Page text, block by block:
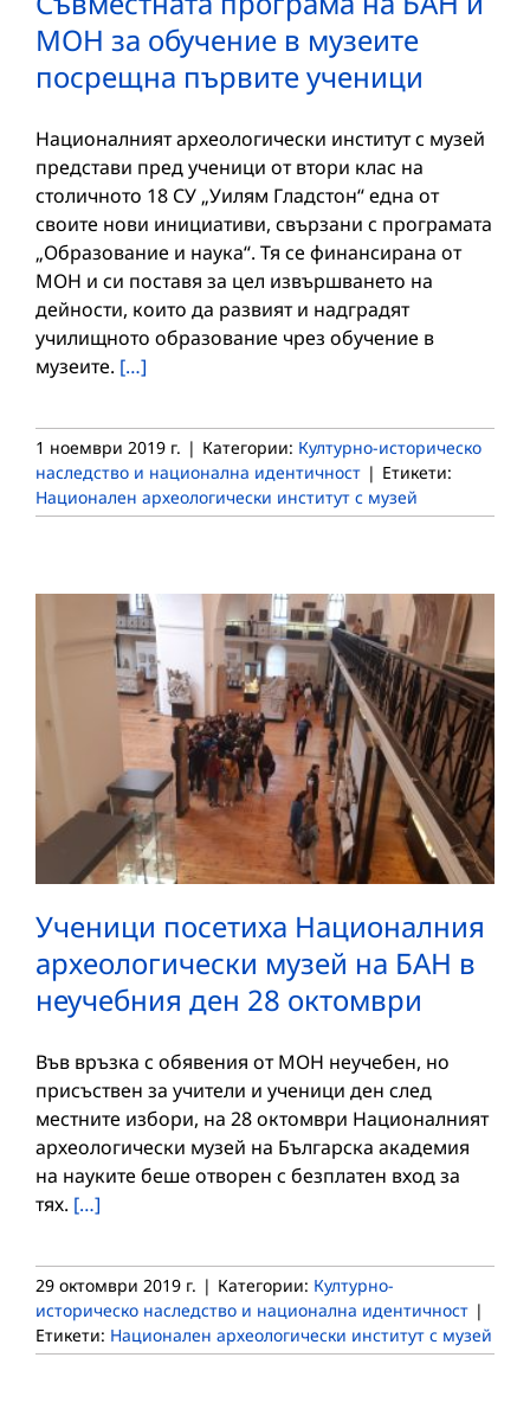
МОН за обучение в музеите
посрещна първите ученици
Националният археологически институт с музей
представи пред ученици от втори клас на
столичното 18 СУ „Уилям Гладстон“ една от
своите нови инициативи, свързани с програмата
„Образование и наука“. Тя се финансирана от
МОН и си поставя за цел извършването на
дейности, които да развият и надградят
училищното образование чрез обучение в
музеите. […]
1 ноември 2019 г. | Категории: Културно-историческо
наследство и национална идентичност | Етикети:
Национален археологически институт с музей
Ученици посетиха Националния
археологически музей на БАН в
неучебния ден 28 октомври
Във връзка с обявения от МОН неучебен, но
присъствен за учители и ученици ден след
местните избори, на 28 октомври Националният
археологически музей на Българска академия
на науките беше отворен с безплатен вход за
тях. […]
29 октомври 2019 г. | Категории: Културно-
историческо наследство и национална идентичност |
Етикети: Национален археологически институт с музей